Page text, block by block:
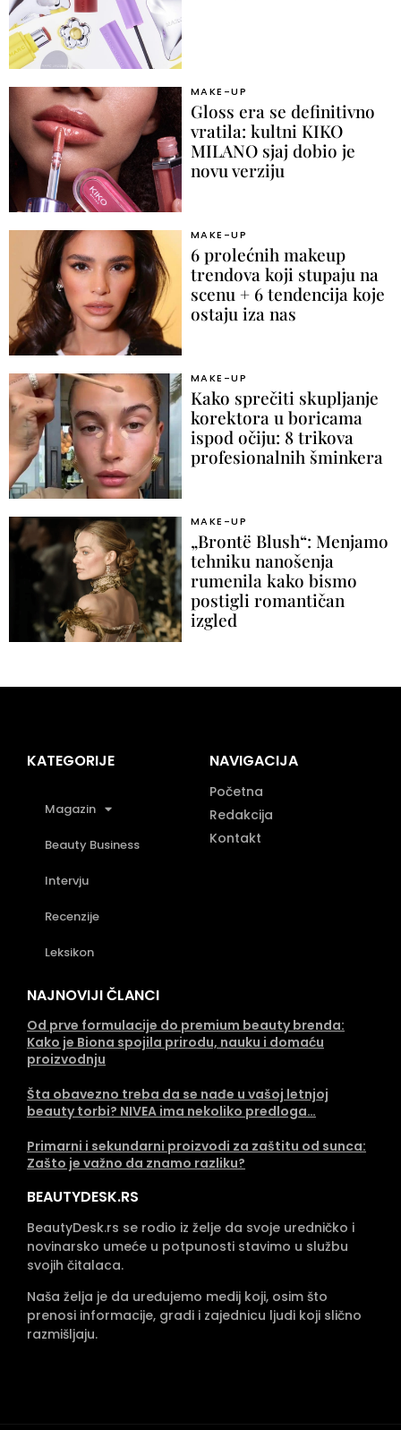
MAKE-UP
Gloss era se definitivno
vratila: kultni KIKO
MILANO sjaj dobio je
novu verziju
MAKE-UP
6 prolećnih makeup
trendova koji stupaju na
scenu + 6 tendencija koje
ostaju iza nas
MAKE-UP
Kako sprečiti skupljanje
korektora u boricama
ispod očiju: 8 trikova
profesionalnih šminkera
MAKE-UP
„Brontë Blush“: Menjamo
tehniku nanošenja
rumenila kako bismo
postigli romantičan
izgled
KATEGORIJE
Magazin
Beauty Business
Intervju
Recenzije
Leksikon
NAVIGACIJA
Početna
Redakcija
Kontakt
NAJNOVIJI ČLANCI
Od prve formulacije do premium beauty brenda:
Kako je Biona spojila prirodu, nauku i domaću
proizvodnju
Šta obavezno treba da se nađe u vašoj letnjoj
beauty torbi? NIVEA ima nekoliko predloga…
Primarni i sekundarni proizvodi za zaštitu od sunca:
Zašto je važno da znamo razliku?
BEAUTYDESK.RS
BeautyDesk.rs se rodio iz želje da svoje uredničko i
novinarsko umeće u potpunosti stavimo u službu
svojih čitalaca.
Naša želja je da uređujemo medij koji, osim što
prenosi informacije, gradi i zajednicu ljudi koji slično
razmišljaju.